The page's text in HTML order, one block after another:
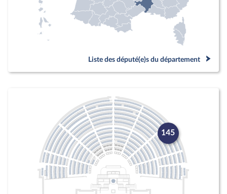
Liste des député(e)s du département
145